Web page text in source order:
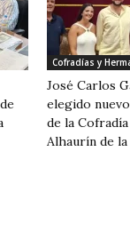
Cofradías y
José Carlos
elegido
de la
Alhaurín de